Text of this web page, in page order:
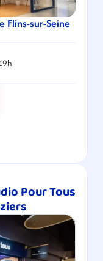
Flins-sur-Seine
Pour Tous